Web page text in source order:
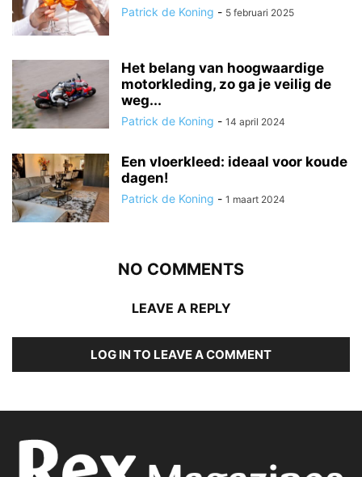
Patrick de Koning - 5 februari 2025
Het belang van hoogwaardige
motorkleding, zo ga je veilig de
weg...
Patrick de Koning - 14 april 2024
Een vloerkleed: ideaal voor koude
dagen!
Patrick de Koning - 1 maart 2024
NO COMMENTS
LEAVE A REPLY
LOG IN TO LEAVE A COMMENT